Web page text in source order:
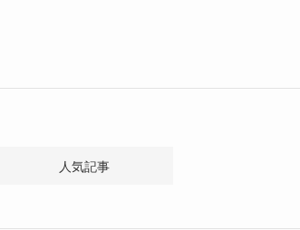
人気記事